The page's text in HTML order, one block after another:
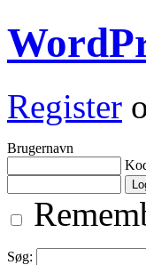
Register
Brugernavn
Søg: